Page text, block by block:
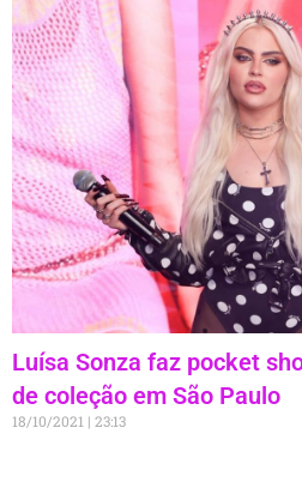
Luísa Sonza faz pocket
de coleção em São Paulo
18/10/2021 23:13